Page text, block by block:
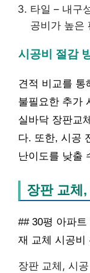
타일 – 내구
공비가 높은
시공비 절감
견적 비교를 통
불필요한 추가
실바닥 장판교
다. 또한, 시공
난이도를 낮출
장판 교체
## 30평 아파
재 교체 시공비
장판 교체, 시